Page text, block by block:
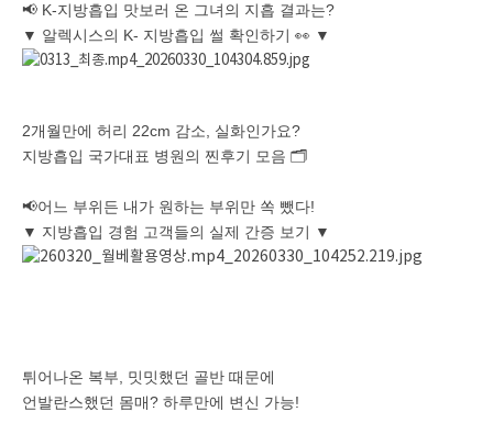
📢 K-지방흡입 맛보러 온 그녀의 지흡 결과는?
▼ 알렉시스의 K- 지방흡입 썰 확인하기 👀 ▼
2개월만에 허리 22cm 감소, 실화인가요?
지방흡입 국가대표 병원의 찐후기 모음 🗂️
📢어느 부위든 내가 원하는 부위만 쏙 뺐다!
▼ 지방흡입 경험 고객들의 실제 간증 보기 ▼
튀어나온 복부, 밋밋했던 골반 때문에
언발란스했던 몸매? 하루만에 변신 가능!